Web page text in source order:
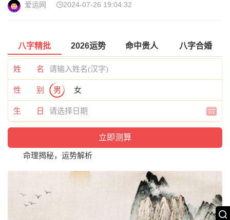
爱运网 2024-07-26 19:04:32
八字精批 2026运势 命中贵人 八字合婚
姓 名
性 别 男 女
生 日
命理揭秘，运势解析